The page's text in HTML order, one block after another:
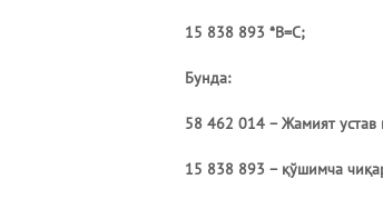
15 838 893 *B=C;
Бунда:
58 462 014 – Жамият устав
15 838 893 – қўшимча